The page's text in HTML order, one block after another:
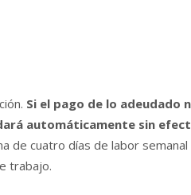
Si el pago de lo adeudado
automáticamente sin
de cuatro días de labor semanal
trabajo.